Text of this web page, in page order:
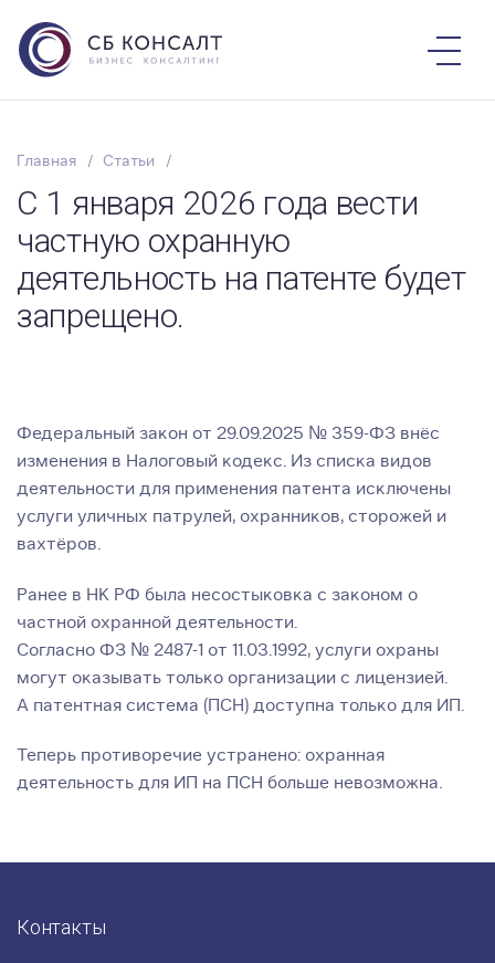
Главная Статьи
С 1 января 2026 года вести
частную охранную
деятельность на патенте будет
запрещено.
Федеральный закон от 29.09.2025 № 359-ФЗ внёс
изменения в Налоговый кодекс. Из списка видов
деятельности для применения патента исключены
услуги уличных патрулей, охранников, сторожей и
вахтёров.
Ранее в НК РФ была несостыковка с законом о
частной охранной деятельности.
Согласно ФЗ № 2487-1 от 11.03.1992, услуги охраны
могут оказывать только организации с лицензией.
А патентная система (ПСН) доступна только для ИП.
Теперь противоречие устранено: охранная
деятельность для ИП на ПСН больше невозможна.
Контакты